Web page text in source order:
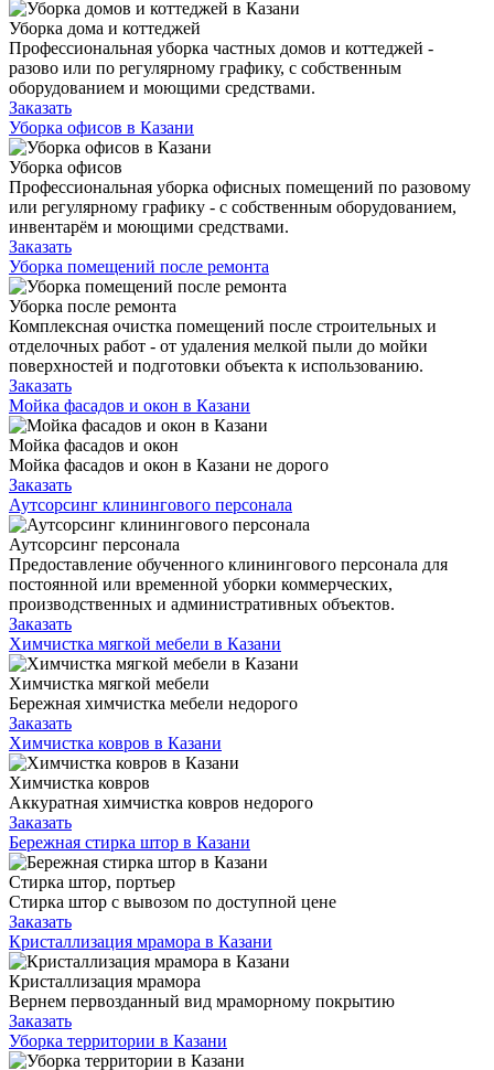
Уборка дома и коттеджей
Профессиональная уборка частных домов и коттеджей -
разово или по регулярному графику, с собственным
оборудованием и моющими средствами.
Заказать
Уборка офисов в Казани
Уборка офисов
Профессиональная уборка офисных помещений по разовому
или регулярному графику - с собственным оборудованием,
инвентарём и моющими средствами.
Заказать
Уборка помещений после ремонта
Уборка после ремонта
Комплексная очистка помещений после строительных и
отделочных работ - от удаления мелкой пыли до мойки
поверхностей и подготовки объекта к использованию.
Заказать
Мойка фасадов и окон в Казани
Мойка фасадов и окон
Мойка фасадов и окон в Казани не дорого
Заказать
Аутсорсинг клинингового персонала
Аутсорсинг персонала
Предоставление обученного клинингового персонала для
постоянной или временной уборки коммерческих,
производственных и административных объектов.
Заказать
Химчистка мягкой мебели в Казани
Химчистка мягкой мебели
Бережная химчистка мебели недорого
Заказать
Химчистка ковров в Казани
Химчистка ковров
Аккуратная химчистка ковров недорого
Заказать
Бережная стирка штор в Казани
Стирка штор, портьер
Стирка штор с вывозом по доступной цене
Заказать
Кристаллизация мрамора в Казани
Кристаллизация мрамора
Вернем первозданный вид мраморному покрытию
Заказать
Уборка территории в Казани